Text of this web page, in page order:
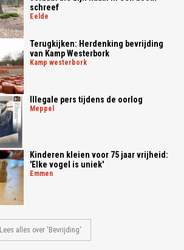
schreef
eelde
Terugkijken: Herdenking bevrijding
van Kamp Westerbork
kamp westerbork
Illegale pers tijdens de oorlog
meppel
Kinderen kleien voor 75 jaar vrijheid:
'Elke vogel is uniek'
emmen
Lees alles over 'Bevrijding'